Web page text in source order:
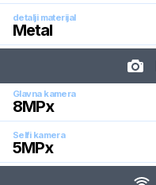
detalji materijal
Metal
Glavna kamera
8MPx
Selfi kamera
5MPx